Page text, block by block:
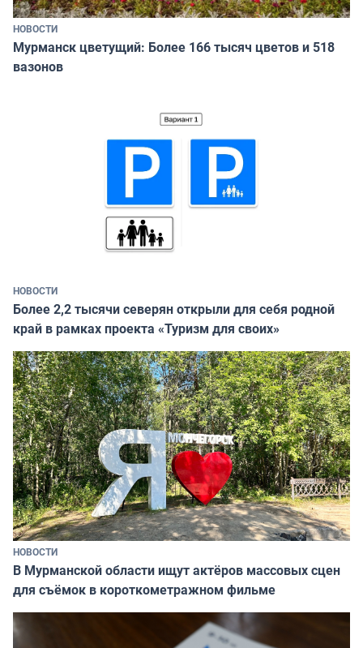
НОВОСТИ
Мурманск цветущий: Более 166 тысяч цветов и 518
вазонов
НОВОСТИ
Более 2,2 тысячи северян открыли для себя родной
край в рамках проекта «Туризм для своих»
НОВОСТИ
В Мурманской области ищут актёров массовых сцен
для съёмок в короткометражном фильме